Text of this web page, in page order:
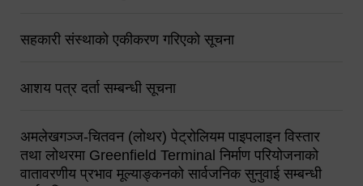
सहकारी संस्थाको एकीकरण गरिएको सूचना
आशय पत्र दर्ता सम्बन्धी सूचना
अमलेखगञ्ज-चितवन (लोथर) पेट्रोलियम पाइपलाइन विस्तार
तथा लोथरमा Greenfield Terminal निर्माण परियोजनाको
वातावरणीय प्रभाव मूल्याङ्कनको सार्वजनिक सुनुवाई सम्बन्धी